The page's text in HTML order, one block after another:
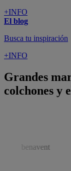
+INFO
El blog
Busca tu inspiración
+INFO
Grandes
colchones y